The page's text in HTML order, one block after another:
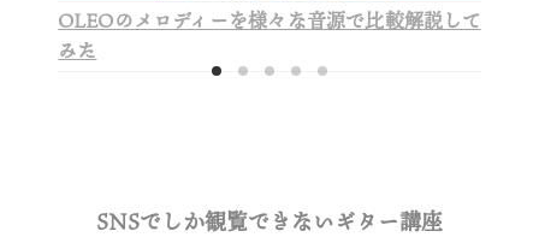
OLEOのメロディーを様々な音源で比較解説して
みた
SNSでしか観覧できないギター講座